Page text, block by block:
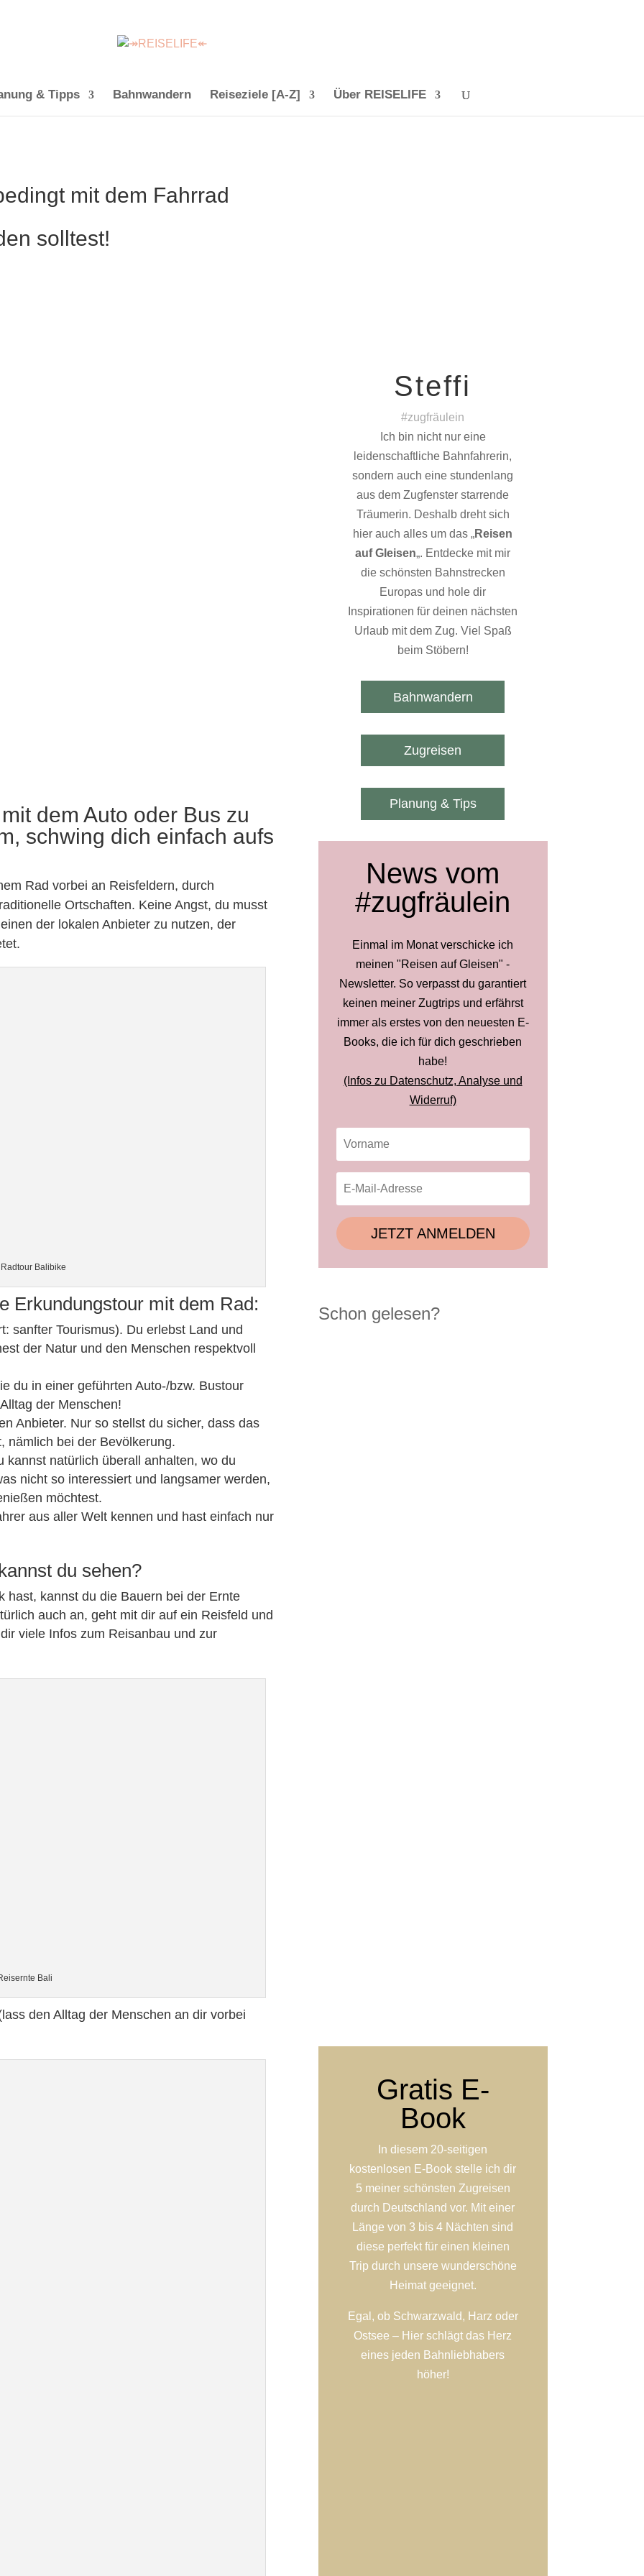
& Tipps Bahnwandern Reiseziele [A-Z] Über REISELIFE
mit dem Fahrrad
solltest!
dem Auto oder Bus zu
schwing dich einfach aufs
Rad vorbei an Reisfeldern, durch
Ortschaften. Keine Angst, du musst
der lokalen Anbieter zu nutzen, der
Balibike
Erkundungstour mit dem Rad:
sanfter Tourismus). Du erlebst Land und
der Natur und den Menschen respektvoll
du in einer geführten Auto-/bzw. Bustour
der Menschen!
Anbieter. Nur so stellst du sicher, dass das
nämlich bei der Bevölkerung.
kannst natürlich überall anhalten, wo du
nicht so interessiert und langsamer werden,
möchtest.
aus aller Welt kennen und hast einfach nur
du sehen?
hast, kannst du die Bauern bei der Ernte
auch an, geht mit dir auf ein Reisfeld und
viele Infos zum Reisanbau und zur
Bali
den Alltag der Menschen an dir vorbei
Steffi
#zugfräulein
Ich bin nicht nur eine
leidenschaftliche Bahnfahrerin,
sondern auch eine stundenlang
aus dem Zugfenster starrende
Träumerin. Deshalb dreht sich
hier auch alles um das „Reisen
auf Gleisen„. Entdecke mit mir
die schönsten Bahnstrecken
Europas und hole dir
Inspirationen für deinen nächsten
Urlaub mit dem Zug. Viel Spaß
beim Stöbern!
Bahnwandern
Zugreisen
Planung & Tips
News vom
#zugfräulein
Einmal im Monat verschicke ich
meinen "Reisen auf Gleisen" -
Newsletter. So verpasst du garantiert
keinen meiner Zugtrips und erfährst
immer als erstes von den neuesten E-
Books, die ich für dich geschrieben
habe!
(Infos zu Datenschutz, Analyse und
Widerruf)
JETZT ANMELDEN
Schon gelesen?
Gratis E-
Book
In diesem 20-seitigen
kostenlosen E-Book stelle ich dir
5 meiner schönsten Zugreisen
durch Deutschland vor. Mit einer
Länge von 3 bis 4 Nächten sind
diese perfekt für einen kleinen
Trip durch unsere wunderschöne
Heimat geeignet.
Egal, ob Schwarzwald, Harz oder
Ostsee – Hier schlägt das Herz
eines jeden Bahnliebhabers
höher!